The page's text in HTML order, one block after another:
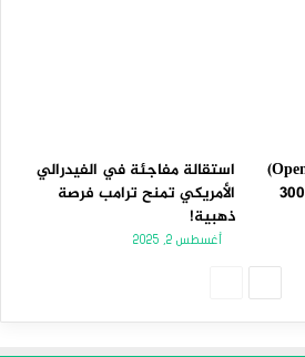
صحيفة: “أوبن إيه آي” (OpenAI)
تصل قيمتها السوقية إلى 300
استقالة مفاجئة في الفيدرالي
الأمريكي تمنح ترامب فرصة
ذهبية!
أغسطس 2, 2025